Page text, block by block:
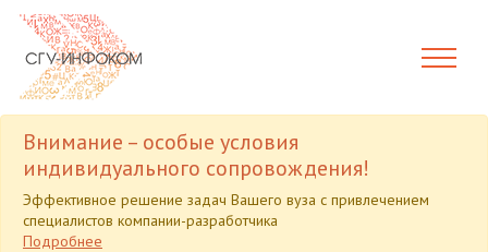
Внимание – особые условия
индивидуального сопровождения!
Эффективное решение задач Вашего вуза с привлечением
специалистов компании-разработчика
Подробнее